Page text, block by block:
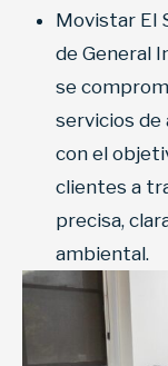
Movistar El
de General
se
servicios de
con el
clientes a
precisa,
ambiental.